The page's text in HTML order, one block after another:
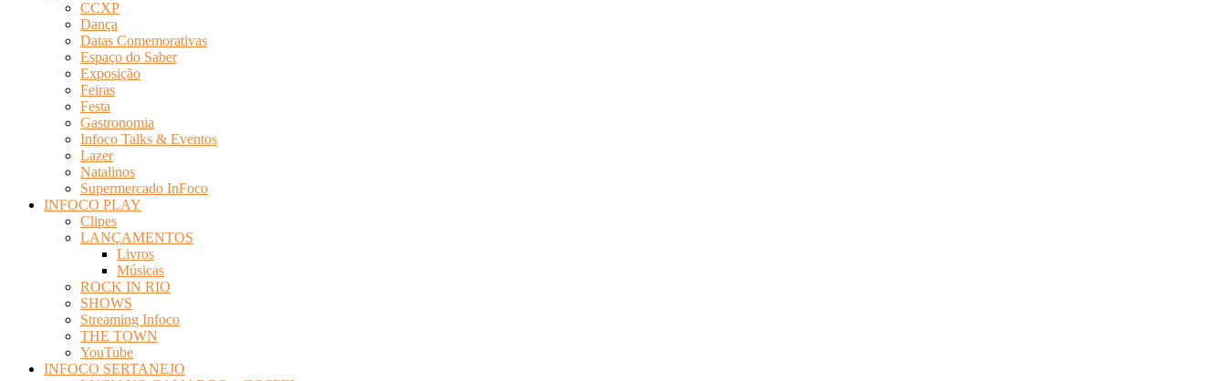
CCXP
Dança
Datas Comemorativas
Espaço do Saber
Exposição
Feiras
Festa
Gastronomia
Infoco Talks & Eventos
Lazer
Natalinos
Supermercado InFoco
INFOCO PLAY
Clipes
LANÇAMENTOS
Livros
Músicas
ROCK IN RIO
SHOWS
Streaming Infoco
THE TOWN
YouTube
INFOCO SERTANEJO